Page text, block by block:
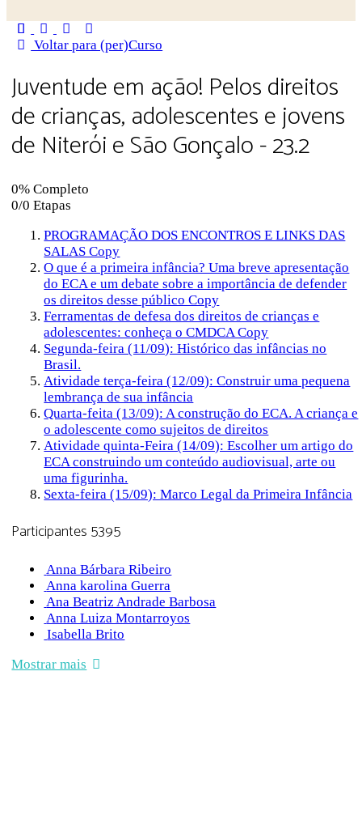
Close
search
Voltar para (per)Curso
Juventude em ação! Pelos direitos
de crianças, adolescentes e jovens
de Niterói e São Gonçalo - 23.2
0% Completo
0/0 Etapas
PROGRAMAÇÃO DOS ENCONTROS E LINKS DAS
SALAS Copy
O que é a primeira infância? Uma breve apresentação
do ECA e um debate sobre a importância de defender
os direitos desse público Copy
Ferramentas de defesa dos direitos de crianças e
adolescentes: conheça o CMDCA Copy
Segunda-feira (11/09): Histórico das infâncias no
Brasil.
Atividade terça-feira (12/09): Construir uma pequena
lembrança de sua infância
Quarta-feita (13/09): A construção do ECA. A criança e
o adolescente como sujeitos de direitos
Atividade quinta-Feira (14/09): Escolher um artigo do
ECA construindo um conteúdo audiovisual, arte ou
uma figurinha.
Sexta-feira (15/09): Marco Legal da Primeira Infância
Participantes 5395
Anna Bárbara Ribeiro
Anna karolina Guerra
Ana Beatriz Andrade Barbosa
Anna Luiza Montarroyos
Isabella Brito
Mostrar mais